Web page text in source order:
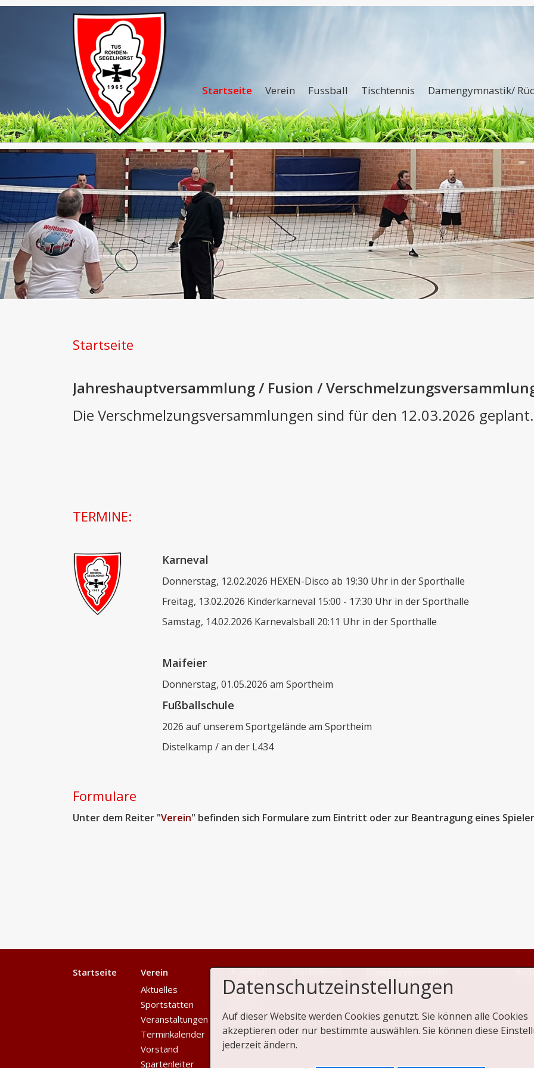
Startseite Verein Fussball Tischtennis Damengymnastik/
Startseite
Jahreshauptversammlung / Fusion /
Die Verschmelzungsversammlungen sind für den 12.03.2026
TERMINE:
Karneval
Donnerstag, 12.02.2026 HEXEN-Disco ab 19:30 Uhr in der Sporthalle
Freitag, 13.02.2026 Kinderkarneval 15:00 - 17:30 Uhr in der Sporthalle
Samstag, 14.02.2026 Karnevalsball 20:11 Uhr in der Sporthalle
Maifeier
Donnerstag, 01.05.2026 am Sportheim
Fußballschule
2026 auf unserem Sportgelände am Sportheim
Distelkamp / an der L434
Formulare
Unter dem Reiter "Verein" befinden sich Formulare zum Eintritt oder zur Beantragung eines
Startseite
Verein
Aktuelles
Sportstätten
Veranstaltungen
Terminkalender
Vorstand
Spartenleiter
Senioren
Rückenschule
Datenschutzeinstellungen
Auf dieser Website werden Cookies genutzt. Sie können alle Cookies
akzeptieren oder nur bestimmte auswählen. Sie können diese
jederzeit ändern.